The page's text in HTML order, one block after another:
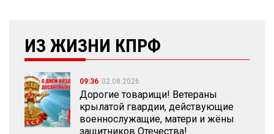
ИЗ ЖИЗНИ КПРФ
09:36 02.08.2026
Дорогие товарищи! Ветераны
крылатой гвардии, действующие
военнослужащие, матери и жёны
защитников Отечества!